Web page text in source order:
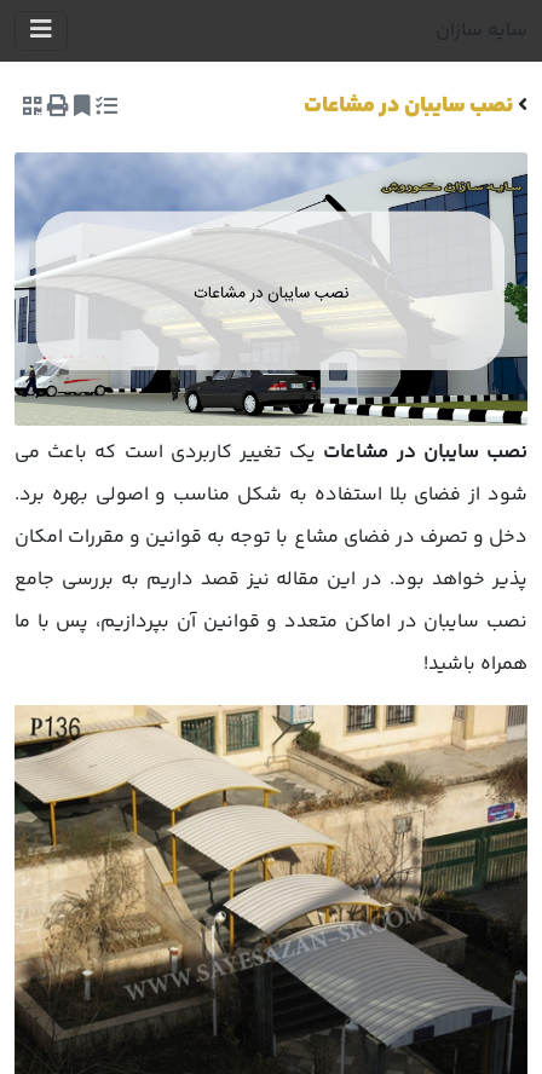
سایه سازان
نصب سایبان در مشاعات
نصب سایبان در مشاعات یک تغییر کاربردی است که باعث می
شود از فضای بلا استفاده به شکل مناسب و اصولی بهره برد.
دخل و تصرف در فضای مشاع با توجه به قوانین و مقررات امکان
پذیر خواهد بود. در این مقاله نیز قصد داریم به بررسی جامع
نصب سایبان در اماکن متعدد و قوانین آن بپردازیم، پس با ما
همراه باشید!